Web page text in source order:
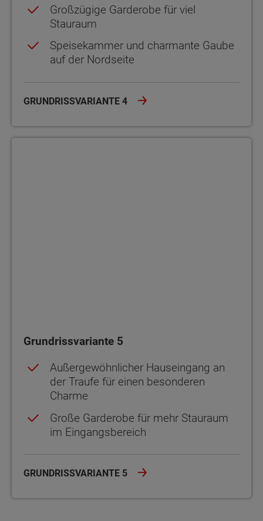
Großzügige Garderobe für viel
Stauraum
Speisekammer und charmante Gaube
auf der Nordseite
GRUNDRISSVARIANTE 4
Grundrissvariante 5
Außergewöhnlicher Hauseingang an
der Traufe für einen besonderen
Charme
Große Garderobe für mehr Stauraum
im Eingangsbereich
GRUNDRISSVARIANTE 5